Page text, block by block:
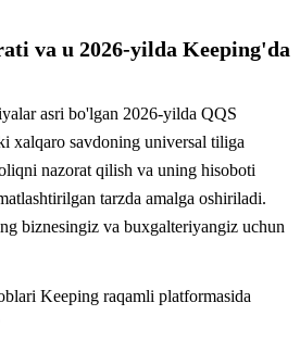
va u 2026-yilda Keeping'da
asri bo'lgan 2026-yilda QQS
xalqaro savdoning universal tiliga
nazorat qilish va uning hisoboti
tarzda amalga oshiriladi.
biznesingiz va buxgalteriyangiz uchun
Keeping raqamli platformasida